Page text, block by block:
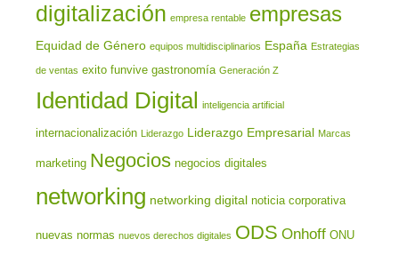
digitalización empresa rentable empresas
Equidad de Género equipos multidisciplinarios España Estrategias
de ventas exito funvive gastronomía Generación Z
Identidad Digital inteligencia artificial
internacionalización Liderazgo Liderazgo Empresarial Marcas
marketing Negocios negocios digitales
networking networking digital noticia corporativa
nuevas normas nuevos derechos digitales ODS Onhoff ONU